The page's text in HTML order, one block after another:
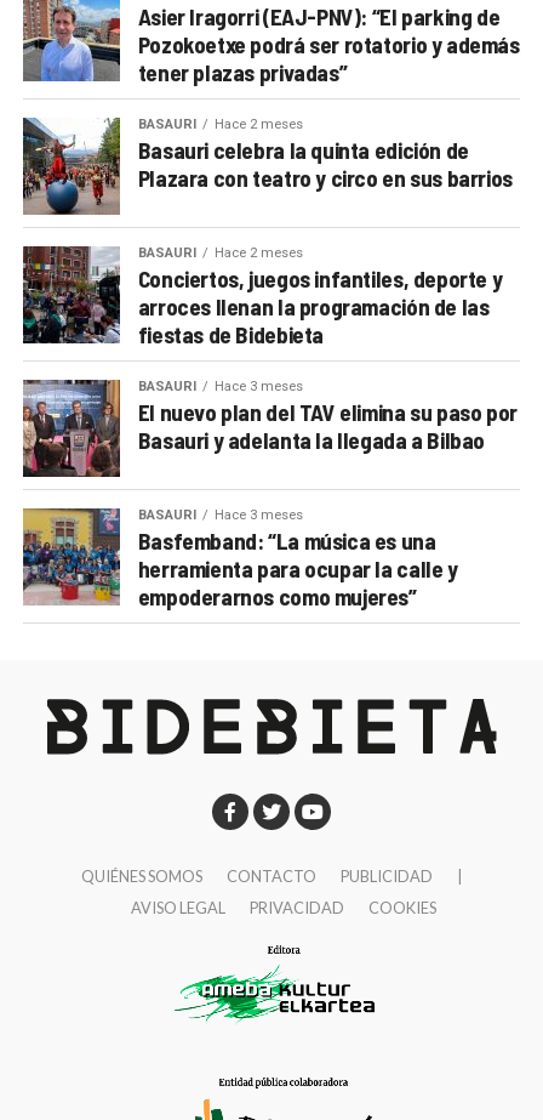
Asier Iragorri (EAJ-PNV): “El parking de
Pozokoetxe podrá ser rotatorio y además
tener plazas privadas”
BASAURI Hace 2 meses
Basauri celebra la quinta edición de
Plazara con teatro y circo en sus barrios
BASAURI Hace 2 meses
Conciertos, juegos infantiles, deporte y
arroces llenan la programación de las
fiestas de Bidebieta
BASAURI Hace 3 meses
El nuevo plan del TAV elimina su paso por
Basauri y adelanta la llegada a Bilbao
BASAURI Hace 3 meses
Basfemband: “La música es una
herramienta para ocupar la calle y
empoderarnos como mujeres”
QUIÉNES SOMOS CONTACTO PUBLICIDAD
AVISO LEGAL
PRIVACIDAD COOKIES